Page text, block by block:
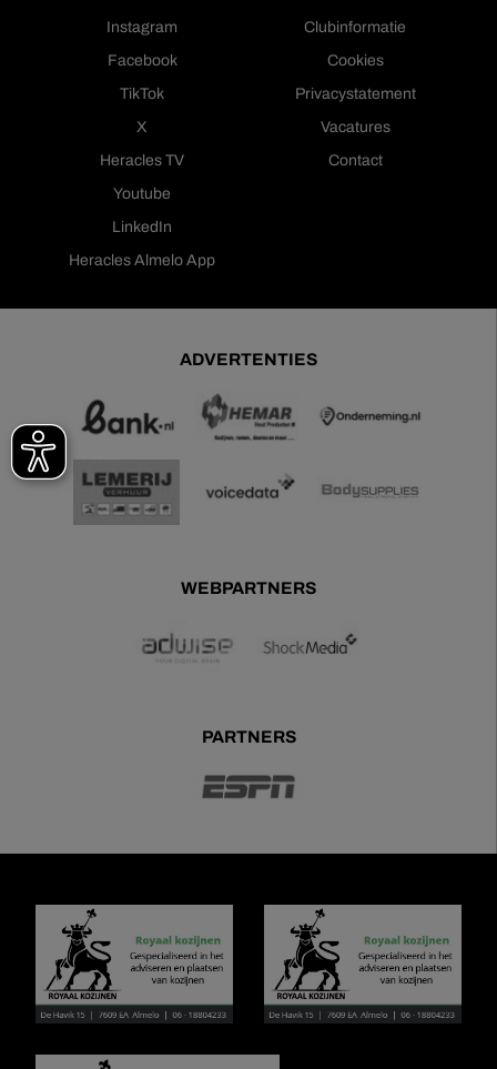
Instagram
Facebook
TikTok
X
Heracles TV
Youtube
LinkedIn
Heracles Almelo App
Clubinformatie
Cookies
Privacystatement
Vacatures
Contact
ADVERTENTIES
WEBPARTNERS
PARTNERS